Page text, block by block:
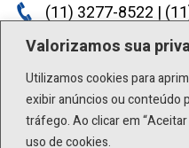
Valorizamos sua
Utilizamos cookies para
exibir anúncios ou conteúdo
tráfego. Ao clicar em
uso de cookies.
(11) 3277-8522 |